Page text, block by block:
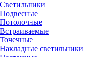
Светильники
Подвесные
Потолочные
Встраиваемые
Точечные
Накладные светильники